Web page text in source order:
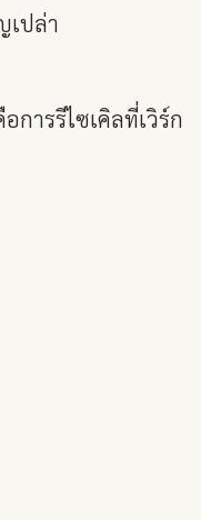
เปล่า
ารรีไซเคิลที่เวิร์ก